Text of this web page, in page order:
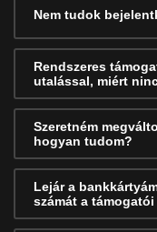
Nem tudok
Rendszeres
utalással, miért
Szeretném
hogyan tudom?
Lejár a
számát a